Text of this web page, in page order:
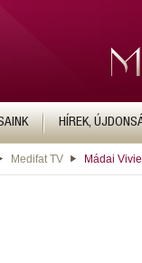
HÍREK,
Medifat TV Mádai